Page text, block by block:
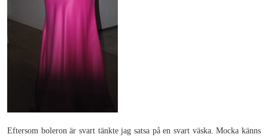
Eftersom boleron är svart tänkte jag satsa på en svart väska. Mocka känns